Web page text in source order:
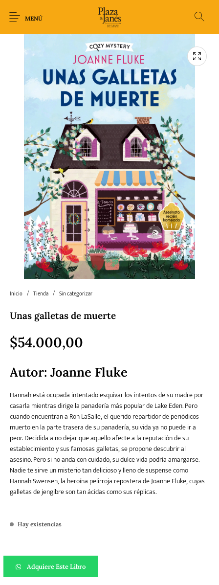
MENÚ
Novedades Arqueología Biografía
Crimen Thriller Cuento
Fantasía Ficción Filosofía Gastronomía
Historia Horror
Humor gráfico-
Comic
Literatura infantil
Literatura juvenil
Literatura
universal y Clásicos
Pedagogía Poesía
Política Sagas
Inicio / Tienda / Sin categorizar
Unas galletas de muerte
$54.000,00
Autor: Joanne Fluke
Hannah está ocupada intentado esquivar los intentos de su madre por
casarla mientras dirige la panadería más popular de Lake Eden. Pero
cuando encuentran a Ron LaSalle, el querido repartidor de periódicos
muerto en la parte trasera de su panadería, su vida ya no puede ir a
peor. Decidida a no dejar que aquello afecte a la reputación de su
establecimiento y sus famosas galletas, se propone descubrir al
asesino. Pero si no anda con cuidado, su dulce vida podría amargarse.
Nadie te sirve un misterio tan delicioso y lleno de suspense como
Hannah Swensen, la heroína pelirroja repostera de Joanne Fluke, cuyas
galletas de jengibre son tan ácidas como sus réplicas.
Hay existencias
Adquiere Este Libro